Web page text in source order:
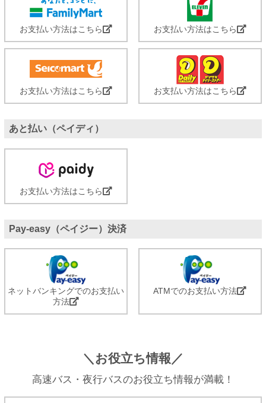
お支払い方法はこちら お支払い方法はこちら
お支払い方法はこちら お支払い方法はこちら
あと払い（ペイディ）
お支払い方法はこちら
Pay-easy（ペイジー）決済
ネットバンキングでのお支払い
方法
ATMでのお支払い方法
＼お役立ち情報／
高速バス・夜行バスのお役立ち情報が満載！